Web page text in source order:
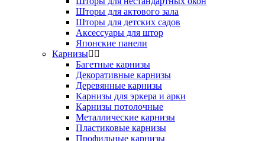
Шторы для актового зала
Шторы для детских садов
Аксессуары для штор
Японские панели
Карнизы
Багетные карнизы
Декоративные карнизы
Деревянные карнизы
Карнизы для эркера и арки
Карнизы потолочные
Металлические карнизы
Пластиковые карнизы
Профильные карнизы